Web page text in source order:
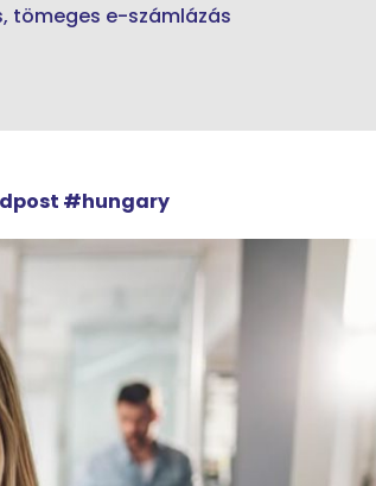
, tömeges e-számlázás
#hungary